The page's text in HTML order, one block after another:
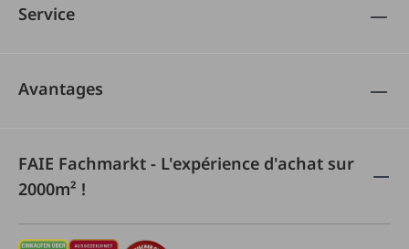
Service
Avantages
FAIE Fachmarkt - L'expérience d'achat sur
2000m² !